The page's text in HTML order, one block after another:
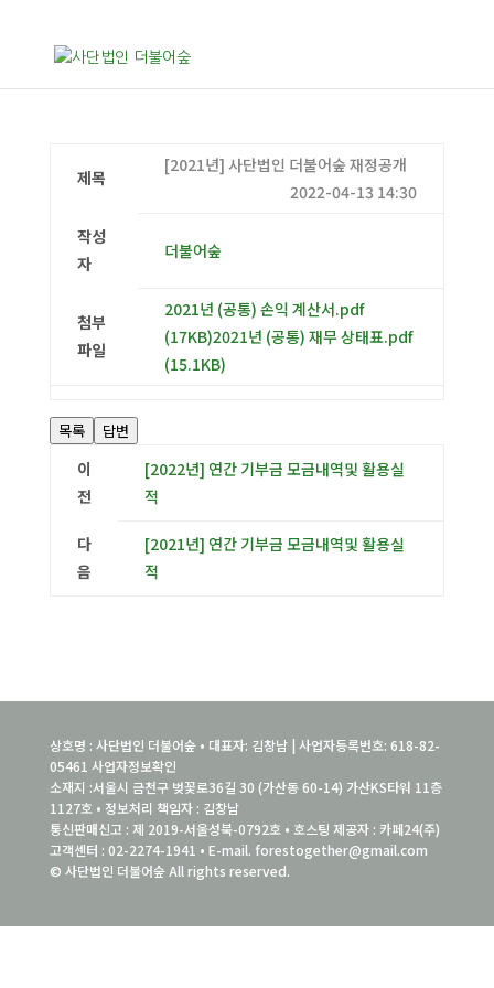
제목
[2021년] 사단법인 더불어숲 재정공개
2022-04-13 14:30
작성
자
더불어숲
첨부
파일
2021년 (공통) 손익 계산서.pdf
(17KB)2021년 (공통) 재무 상태표.pdf
(15.1KB)
목록 답변
이
전
[2022년] 연간 기부금 모금내역및 활용실
적
다
음
[2021년] 연간 기부금 모금내역및 활용실
적
상호명 : 사단법인 더불어숲 • 대표자: 김창남 | 사업자등록번호: 618-82-
05461 사업자정보확인
소재지 :서울시 금천구 벚꽃로36길 30 (가산동 60-14) 가산KS타워 11층
1127호 • 정보처리 책임자 : 김창남
통신판매신고 : 제 2019-서울성북-0792호 • 호스팅 제공자 : 카페24(주)
고객센터 : 02-2274-1941 • E-mail. forestogether@gmail.com
© 사단법인 더불어숲 All rights reserved.